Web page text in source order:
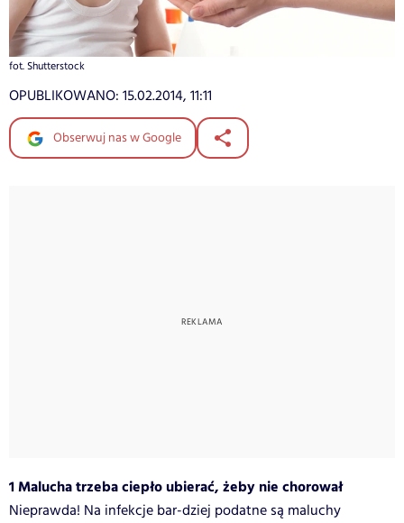
fot. Shutterstock
OPUBLIKOWANO: 15.02.2014, 11:11
Obserwuj nas w Google
1 Malucha trzeba ciepło ubierać, żeby nie chorował
Nieprawda! Na infekcje bar-dziej podatne są maluchy